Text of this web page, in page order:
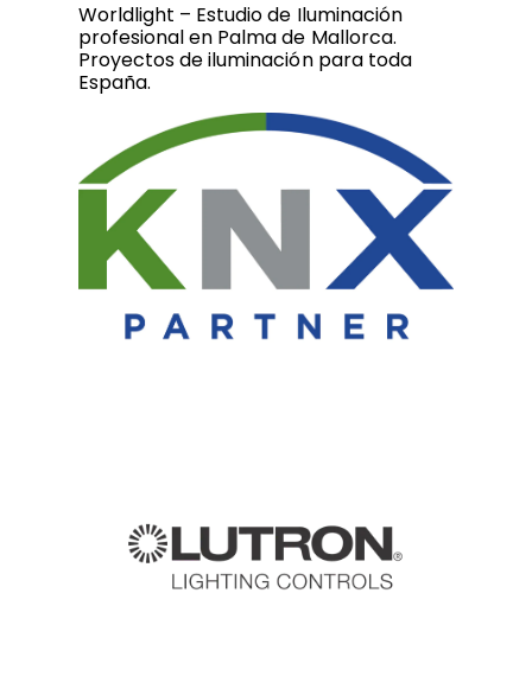
Worldlight – Estudio de Iluminación
profesional en Palma de Mallorca.
Proyectos de iluminación para toda
España.